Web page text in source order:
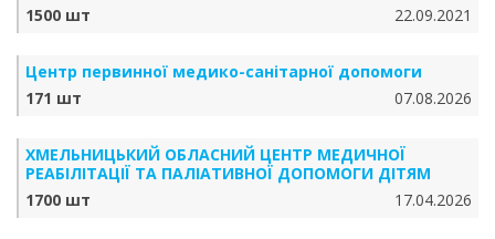
1500 шт
22.09.2021
Центр первинної медико-санітарної допомоги
171 шт
07.08.2026
ХМЕЛЬНИЦЬКИЙ ОБЛАСНИЙ ЦЕНТР МЕДИЧНОЇ
РЕАБІЛІТАЦІЇ ТА ПАЛІАТИВНОЇ ДОПОМОГИ ДІТЯМ
1700 шт
17.04.2026